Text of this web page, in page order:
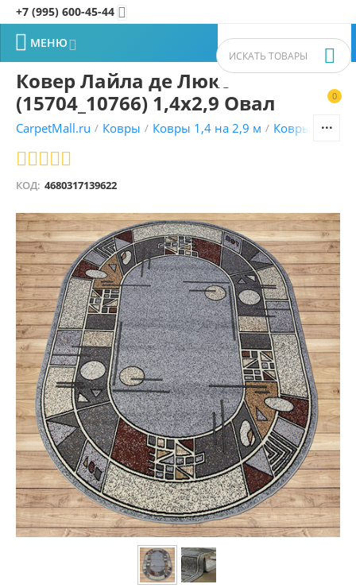
+7 (995) 600-45-44 
0


 МЕНЮ
Ковер Лайла де Люкс
(15704_10766) 1,4х2,9 Овал
CarpetMall.ru / Ковры / Ковры 1,4 на 2,9 м / Ковры Лайла
КОД: 4680317139622